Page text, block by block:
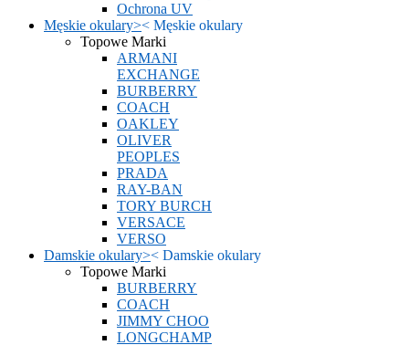
Ochrona UV
Męskie okulary>< Męskie okulary
Topowe Marki
ARMANI
EXCHANGE
BURBERRY
COACH
OAKLEY
OLIVER
PEOPLES
PRADA
RAY-BAN
TORY BURCH
VERSACE
VERSO
Damskie okulary>< Damskie okulary
Topowe Marki
BURBERRY
COACH
JIMMY CHOO
LONGCHAMP